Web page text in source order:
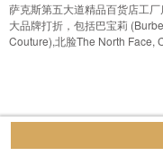
萨克斯第五大道精品百货店工
大品牌打折，包括巴宝莉
Couture),北脸The North Face,